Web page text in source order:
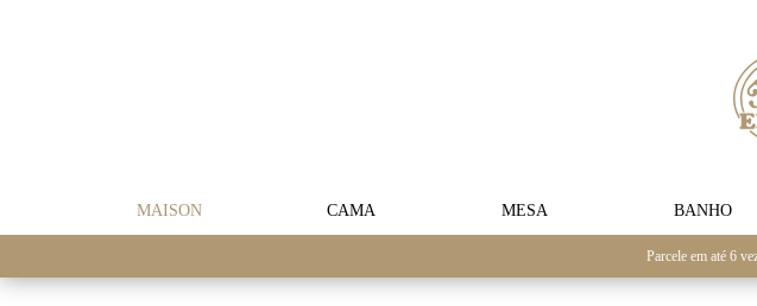
MAISON CAMA MESA BANHO
Parcele em até 6